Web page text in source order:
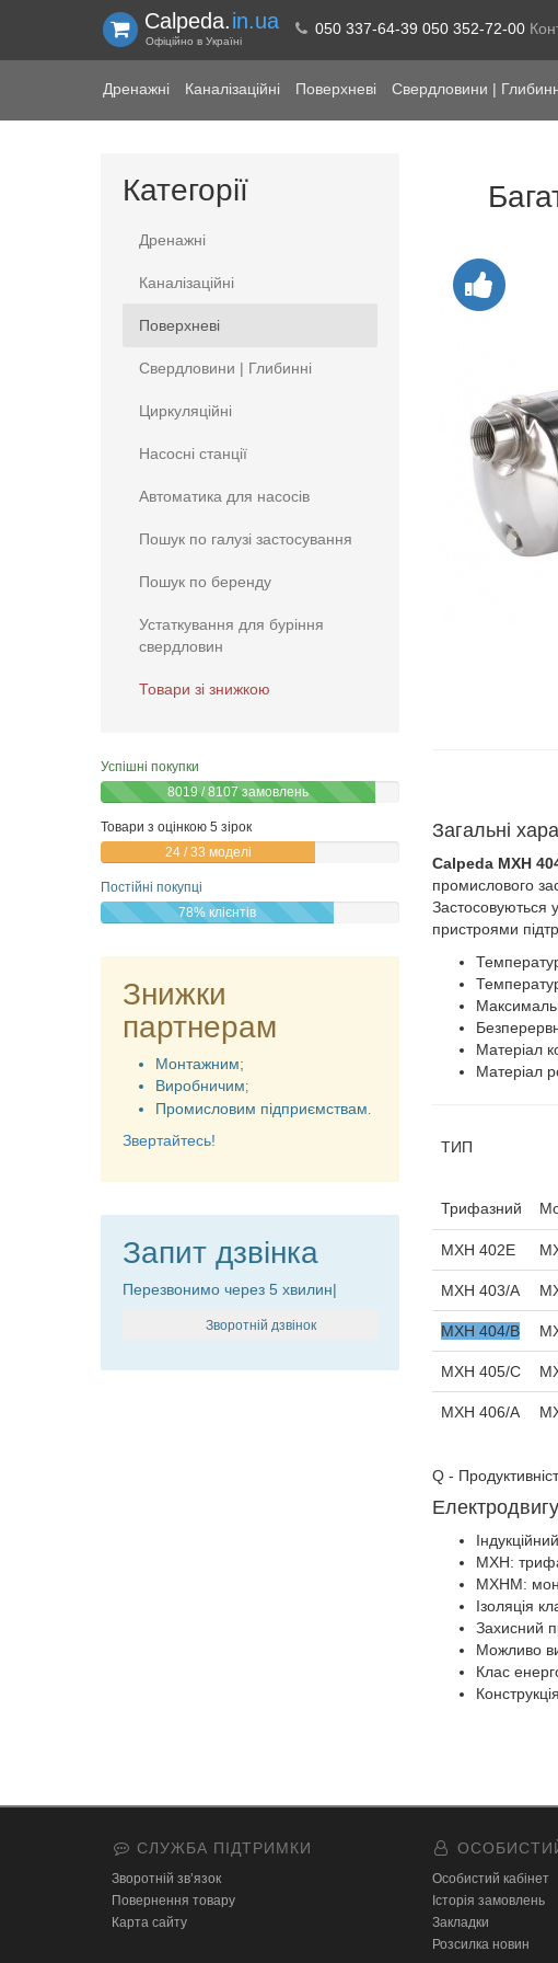
Calpeda.in.ua
Офіційно в Україні
050 337-64-39 050 352-72-00
Дренажні Каналізаційні Поверхневі Свердловини |
Категорії
Дренажні
Каналізаційні
Поверхневі
Свердловини | Глибинні
Циркуляційні
Насосні станції
Автоматика для насосів
Пошук по галузі застосування
Пошук по беренду
Устаткування для буріння
свердловин
Товари зі знижкою
Успішні покупки
8019 / 8107 замовлень
Товари з оцінкою 5 зірок
24 / 33 моделі
Постійні покупці
78% клієнтів
Знижки
партнерам
Монтажним;
Виробничим;
Промисловим підприємствам.
Звертайтесь!
Запит дзвінка
Перезвонимо через 5 хвилин|
Зворотній дзвінок
Загальні
Calpeda MXH
промислового
Застосовуються
пристроями
Матеріал
Матеріал
ТИП
Трифазний
MXH 402E
MXH 403/А
MXH 404/В
MXH 405/С
MXH 406/А
Q -
MXH:
MXHM:
Ізоляція
Захисний
Можливо
Клас
СЛУЖБА ПІДТРИМКИ
Зворотній зв’язок
Повернення товару
Карта сайту
Особистий кабінет
Історія замовлень
Закладки
Розсилка новин